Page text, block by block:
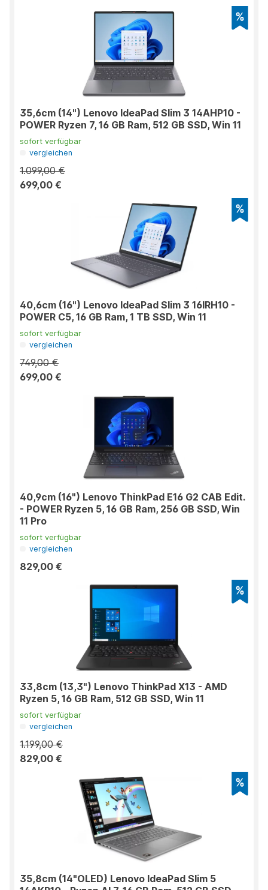
35,6cm (14") Lenovo IdeaPad Slim 3 14AHP10 -
POWER Ryzen 7, 16 GB Ram, 512 GB SSD, Win 11
sofort verfügbar
vergleichen
1.099,00 €
699,00 €
40,6cm (16") Lenovo IdeaPad Slim 3 16IRH10 -
POWER C5, 16 GB Ram, 1 TB SSD, Win 11
sofort verfügbar
vergleichen
749,00 €
699,00 €
40,9cm (16") Lenovo ThinkPad E16 G2 CAB Edit.
- POWER Ryzen 5, 16 GB Ram, 256 GB SSD, Win
11 Pro
sofort verfügbar
vergleichen
829,00 €
33,8cm (13,3") Lenovo ThinkPad X13 - AMD
Ryzen 5, 16 GB Ram, 512 GB SSD, Win 11
sofort verfügbar
vergleichen
1.199,00 €
829,00 €
35,8cm (14"OLED) Lenovo IdeaPad Slim 5